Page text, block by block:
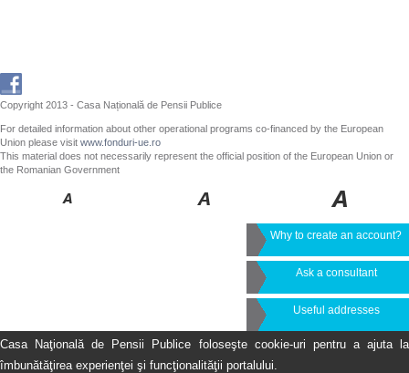
Copyright 2013 - Casa Națională de Pensii Publice
For detailed information about other operational programs co-financed by the European
Union please visit www.fonduri-ue.ro
This material does not necessarily represent the official position of the European Union or
the Romanian Government
Why to create an account?
Ask a consultant
Useful addresses
Casa Naţională de Pensii Publice foloseşte cookie-uri pentru a ajuta la
îmbunătăţirea experienţei şi funcţionalităţii portalului.